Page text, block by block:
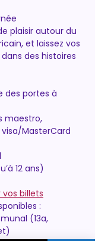
plaisir autour du
et laissez vos
des histoires
des portes à
maestro,
MasterCard
12 ans)
billets
:
(13a,